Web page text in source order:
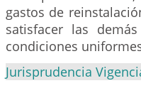
gastos de
satisfacer las
condiciones
Jurisprudencia